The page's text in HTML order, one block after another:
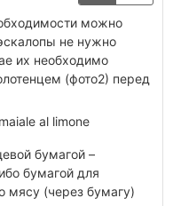
можно
не нужно
их необходимо
(фото2) перед
бумагой –
бумагой для
мясу (через бумагу)